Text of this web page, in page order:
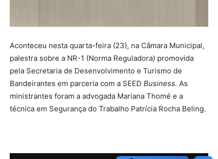
Aconteceu nesta quarta-feira (23), na Câmara Municipal,
palestra sobre a NR-1 (Norma Reguladora) promovida
pela Secretaria de Desenvolvimento e Turismo de
Bandeirantes em parceria com a SEED Business. As
ministrantes foram a advogada Mariana Thomé e a
técnica em Segurança do Trabalho Patrícia Rocha Beling.